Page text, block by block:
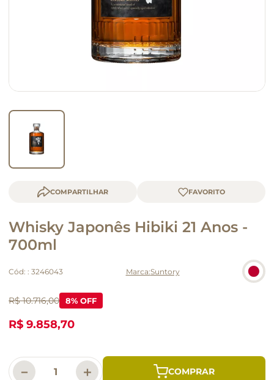
COMPARTILHAR
Whisky Japonês Hibiki 21 Anos -
700ml
Cód: : 3246043 Suntory
R$ 10.716,00 8% OFF
R$ 9.858,70
＋
－